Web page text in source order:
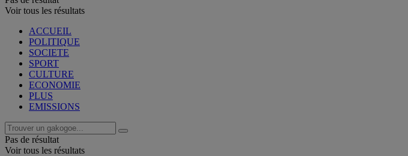
Voir tous les résultats
ACCUEIL
POLITIQUE
SOCIETE
SPORT
CULTURE
ECONOMIE
PLUS
EMISSIONS
Pas de résultat
Voir tous les résultats